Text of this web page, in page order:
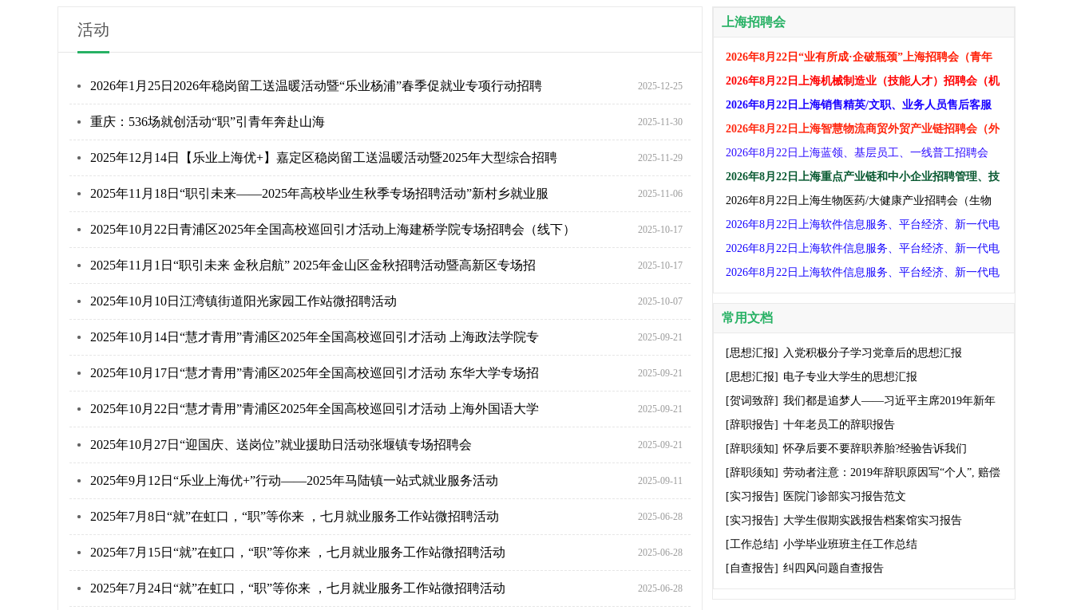
活动
2025-12-25
2026年1月25日2026年稳岗留工送温暖活动暨“乐业杨浦”春季促就业专项行动招聘
2025-11-30
重庆：536场就创活动“职”引青年奔赴山海
2025-11-29
2025年12月14日【乐业上海优+】嘉定区稳岗留工送温暖活动暨2025年大型综合招聘
2025-11-06
2025年11月18日“职引未来——2025年高校毕业生秋季专场招聘活动”新村乡就业服
2025-10-17
2025年10月22日青浦区2025年全国高校巡回引才活动上海建桥学院专场招聘会（线下）
2025-10-17
2025年11月1日“职引未来 金秋启航” 2025年金山区金秋招聘活动暨高新区专场招
2025-10-07
2025年10月10日江湾镇街道阳光家园工作站微招聘活动
2025-09-21
2025年10月14日“慧才青用”青浦区2025年全国高校巡回引才活动 上海政法学院专
2025-09-21
2025年10月17日“慧才青用”青浦区2025年全国高校巡回引才活动 东华大学专场招
2025-09-21
2025年10月22日“慧才青用”青浦区2025年全国高校巡回引才活动 上海外国语大学
2025-09-21
2025年10月27日“迎国庆、送岗位”就业援助日活动张堰镇专场招聘会
2025-09-11
2025年9月12日“乐业上海优+”行动——2025年马陆镇一站式就业服务活动
2025-06-28
2025年7月8日“就”在虹口，“职”等你来 ，七月就业服务工作站微招聘活动
2025-06-28
2025年7月15日“就”在虹口，“职”等你来 ，七月就业服务工作站微招聘活动
2025-06-28
2025年7月24日“就”在虹口，“职”等你来 ，七月就业服务工作站微招聘活动
上海招聘会
2026年8月22日“业有所成·企破瓶颈​​​”上海招聘会（青年
人才就业专场）交流活动用人单位邀请函 上海招聘会
2026年8月22日上海机械制造业（技能人才）招聘会（机
械电器、智能装备、工业自动化、仪器仪表、汽车新能
源、新材料）
2026年8月22日上海销售精英/文职、业务人员售后客服
招聘会(市场营销、售后业务员、人文社科、财经金融、
教育、酒店餐娱)
2026年8月22日上海智慧物流商贸外贸产业链招聘会（外
语外贸、跨境电商、新零售、供应链、现代物流、仓储
配送）
2026年8月22日上海蓝领、基层员工、一线普工招聘会
（生产制造、建筑工程、物流仓储、生活服务、汽修运
维、家政服务）
2026年8月22日上海重点产业链和中小企业招聘管理、技
术人才及大学生实习生招聘会
2026年8月22日上海生物医药/大健康产业招聘会（生物
医药、食品保健、健康医疗、养老婴幼）
2026年8月22日上海软件信息服务、平台经济、新一代电
子信息招聘会（IT互联网、人工智能、电子半导体、电
商大数据、文化传媒）
2026年8月22日上海软件信息服务、平台经济、新一代电
子信息招聘会（IT互联网、人工智能、电子半导体、电
2026年8月22日上海软件信息服务、平台经济、新一代电
商大数据、文化传媒）
常用文档
[思想汇报]
入党积极分子学习党章后的思想汇报
[思想汇报] 电子专业大学生的思想汇报
[贺词致辞] 我们都是追梦人——习近平主席2019年新年
贺词启示录
[辞职报告] 十年老员工的辞职报告
[辞职须知] 怀孕后要不要辞职养胎?经验告诉我们
[辞职须知] 劳动者注意：2019年辞职原因写“个人”, 赔偿
金你拿不到！
[实习报告]
医院门诊部实习报告范文
[实习报告] 大学生假期实践报告档案馆实习报告
[工作总结] 小学毕业班班主任工作总结
[自查报告] 纠四风问题自查报告